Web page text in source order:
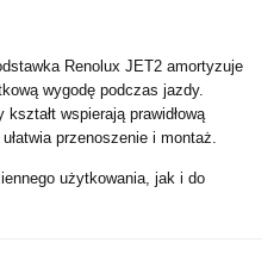
Renolux JET2 amortyzuje
wygodę podczas jazdy.
wspierają prawidłową
przenoszenie i montaż.
użytkowania, jak i do